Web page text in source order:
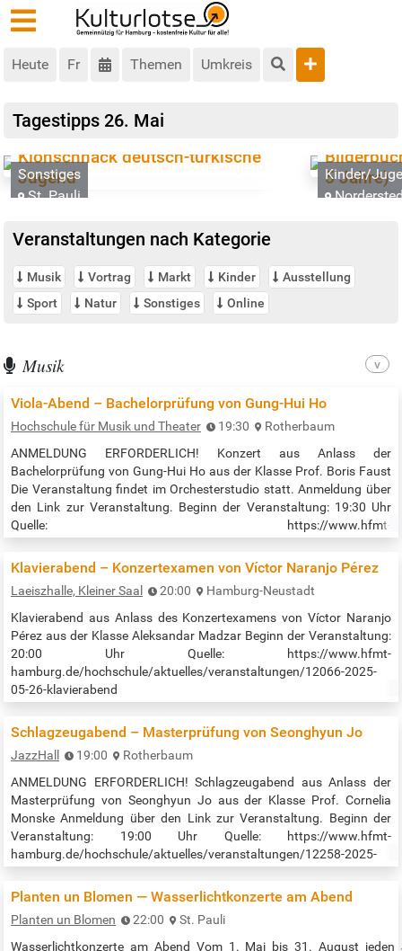
Heute Fr Themen Umkreis
Tagestipps 26. Mai
Klönschnack deutsch-türkische
Jugend
Sonstiges
St. Pauli
5 Jahre)
Kinder/
Veranstaltungen nach Kategorie
Musik Vortrag Markt Kinder
Ausstellung
Sport
Natur Sonstiges Online
Musik
Viola-Abend – Bachelorprüfung von Gung-Hui Ho
Hochschule für Musik und Theater 19:30
Rotherbaum
ANMELDUNG ERFORDERLICH! Konzert aus Anlass der
Bachelorprüfung von Gung-Hui Ho aus der Klasse Prof. Boris Faust
Die Veranstaltung findet im Orchesterstudio statt. Anmeldung über
den Link zur Veranstaltung. Beginn der Veranstaltung: 19:30 Uhr
Quelle: https://www.hfmt-
05-26-viola-abend
Klavierabend – Konzertexamen von Víctor Naranjo Pérez
Laeiszhalle, Kleiner Saal 20:00
Hamburg-Neustadt
Klavierabend aus Anlass des Konzertexamens von Víctor Naranjo
Pérez aus der Klasse Aleksandar Madzar Beginn der Veranstaltung:
20:00 Uhr Quelle: https://www.hfmt-
hamburg.de/hochschule/aktuelles/veranstaltungen/12066-2025-
05-26-klavierabend
Schlagzeugabend – Masterprüfung von Seonghyun Jo
JazzHall 19:00
Rotherbaum
ANMELDUNG ERFORDERLICH! Schlagzeugabend aus Anlass der
Masterprüfung von Seonghyun Jo aus der Klasse Prof. Cornelia
Monske Anmeldung über den Link zur Veranstaltung. Beginn der
Veranstaltung: 19:00 Uhr Quelle: https://www.hfmt-
hamburg.de/hochschule/aktuelles/veranstaltungen/12258-2025-
Planten un Blomen — Wasserlicht­konzerte am Abend
Planten un Blomen 22:00
St. Pauli
Wasserlicht­konzerte am Abend Vom 1. Mai bis 31. August jeden